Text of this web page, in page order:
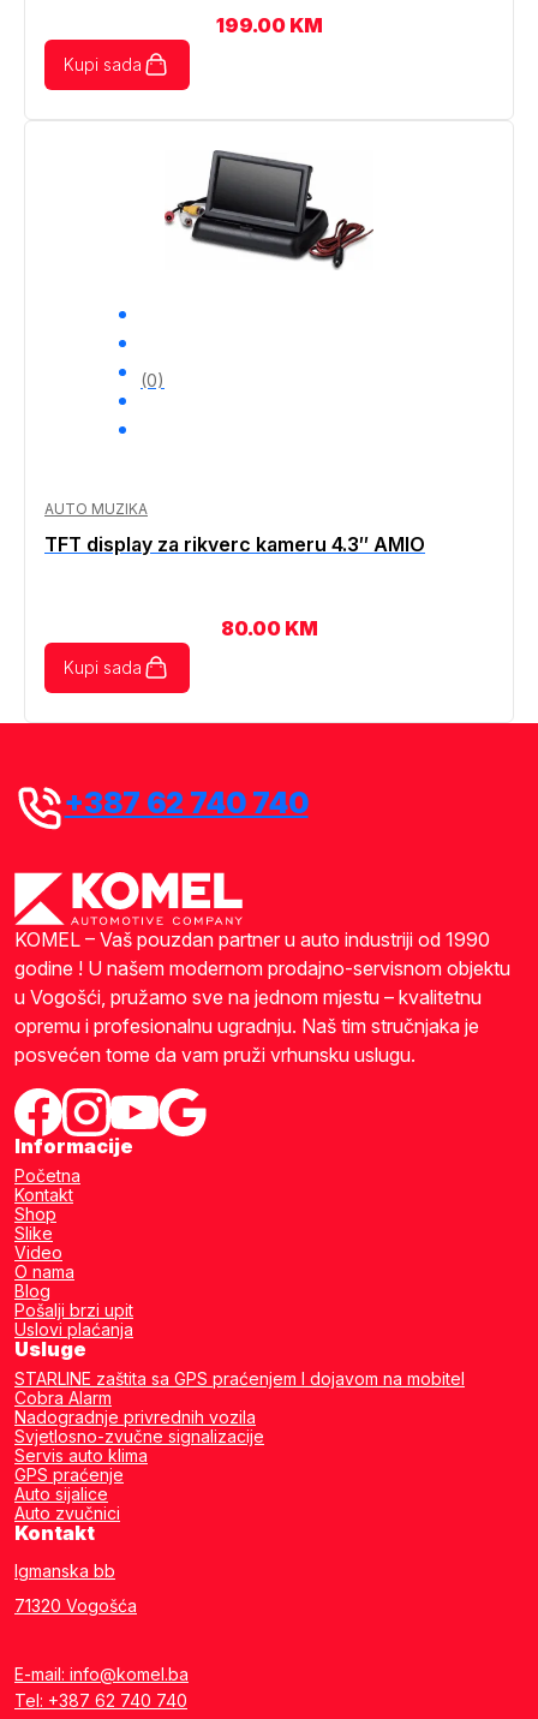
199.00 KM
Kupi sada
(0)
AUTO MUZIKA
TFT display za rikverc kameru 4.3″ AMIO
80.00 KM
Kupi sada
+387 62 740 740
KOMEL – Vaš pouzdan partner u auto industriji od 1990
godine ! U našem modernom prodajno-servisnom objektu
u Vogošći, pružamo sve na jednom mjestu – kvalitetnu
opremu i profesionalnu ugradnju. Naš tim stručnjaka je
posvećen tome da vam pruži vrhunsku uslugu.
Informacije
Početna
Kontakt
Shop
Slike
Video
O nama
Blog
Pošalji brzi upit
Uslovi plaćanja
Usluge
STARLINE zaštita sa GPS praćenjem I dojavom na mobitel
Cobra Alarm
Nadogradnje privrednih vozila
Svjetlosno-zvučne signalizacije
Servis auto klima
GPS praćenje
Auto sijalice
Auto zvučnici
Kontakt
Igmanska bb
71320 Vogošća
E-mail: info@komel.ba
Tel: +387 62 740 740